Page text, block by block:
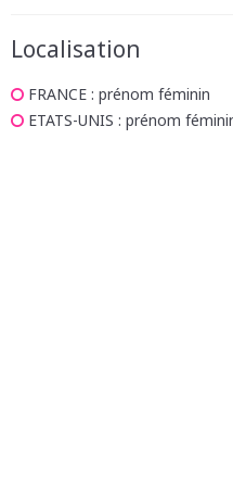
Localisation
FRANCE : prénom féminin
ETATS-UNIS : prénom